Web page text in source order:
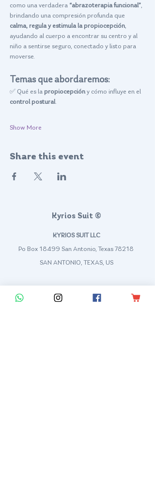
como una verdadera “abrazoterapia funcional”,
brindando una compresión profunda que
calma, regula y estimula la propiocepción,
ayudando al cuerpo a encontrar su centro y al
niño a sentirse seguro, conectado y listo para
moverse.
Temas que abordaremos:
✅ Qué es la propiocepción y cómo influye en el
control postural.
Show More
Share this event
Kyrios Suit ©
KYRIOS SUIT LLC
Po Box 18499 San Antonio, Texas 78218
SAN ANTONIO, TEXAS, US
+1 210 944 8168